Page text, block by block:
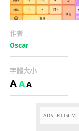
作者
Oscar
字體大小
AAA